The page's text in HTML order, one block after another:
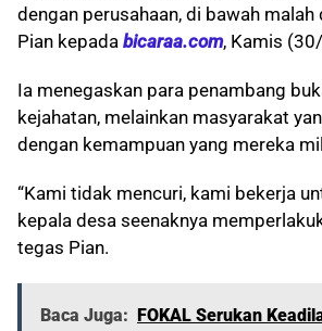
dengan perusahaan, di bawah malah
Pian kepada bicaraa.com, Kamis
Ia menegaskan para penambang
kejahatan, melainkan masyarakat
dengan kemampuan yang mereka
“Kami tidak mencuri, kami bekerja
kepala desa seenaknya
tegas Pian.
Baca Juga: FOKAL Serukan